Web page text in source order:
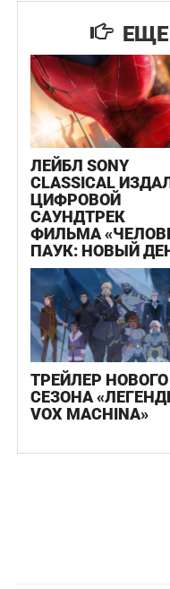
ЕЩЕ
ЛЕЙБЛ SONY
CLASSICAL
ЦИФРОВОЙ
САУНДТРЕК
ФИЛЬМА
ПАУК: НОВЫЙ
ТРЕЙЛЕР НОВОГО
СЕЗОНА
VOX MACHINA»